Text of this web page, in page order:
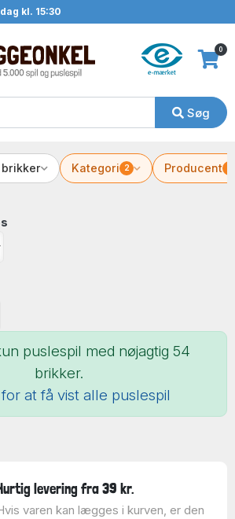
kl. 15:30
Søg
0
Kategori 2 Producent
puslespil med nøjagtig 54
brikker.
at få vist alle puslespil
levering fra 39 kr.
varen kan lægges i kurven, er den